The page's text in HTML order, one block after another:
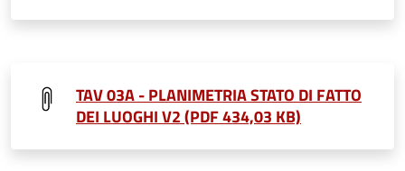
TAV 03A - PLANIMETRIA STATO DI FATTO
DEI LUOGHI V2 (PDF 434,03 KB)